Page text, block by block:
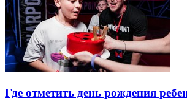
Где отметить день рождения